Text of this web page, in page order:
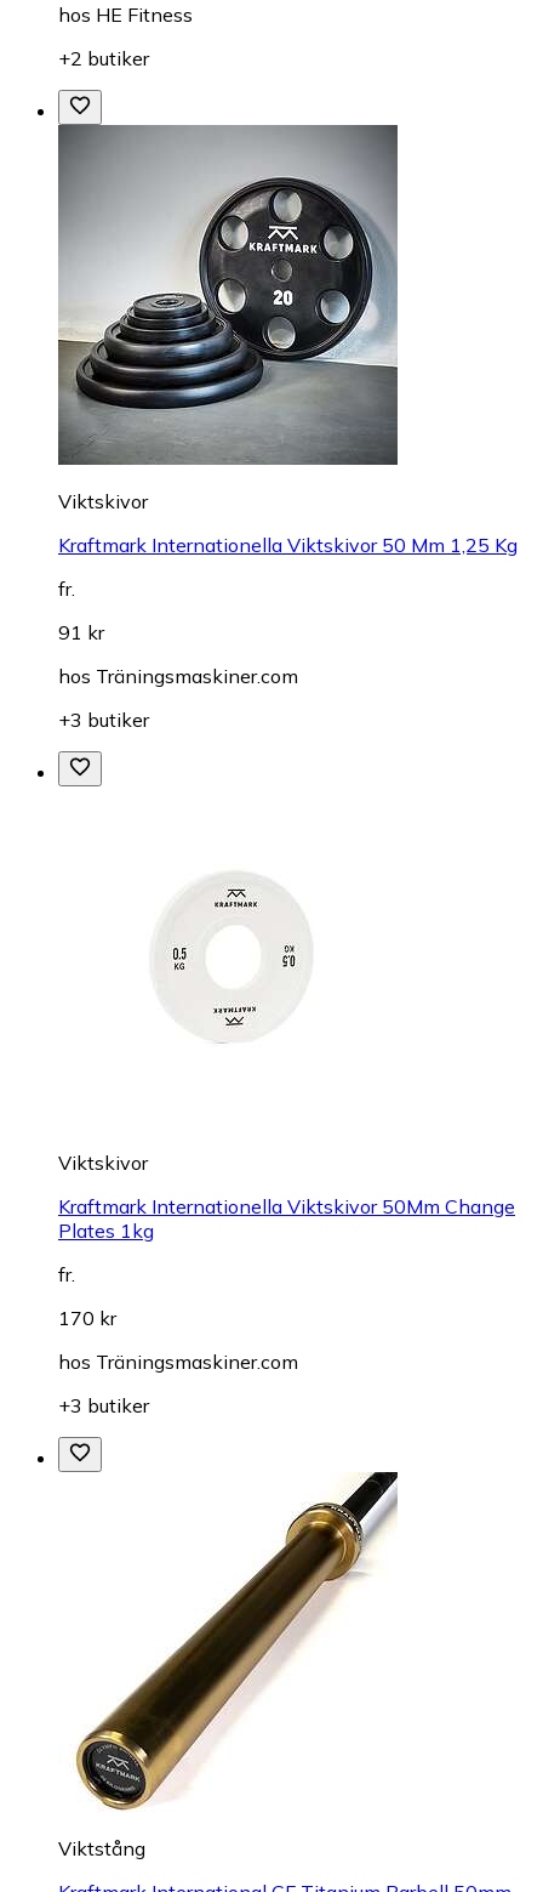
hos HE Fitness
+2 butiker
Viktskivor
Kraftmark Internationella Viktskivor 50 Mm 1,25 Kg
fr.
91 kr
hos Träningsmaskiner.com
+3 butiker
Viktskivor
Kraftmark Internationella Viktskivor 50Mm Change
Plates 1kg
fr.
170 kr
hos Träningsmaskiner.com
+3 butiker
Viktstång